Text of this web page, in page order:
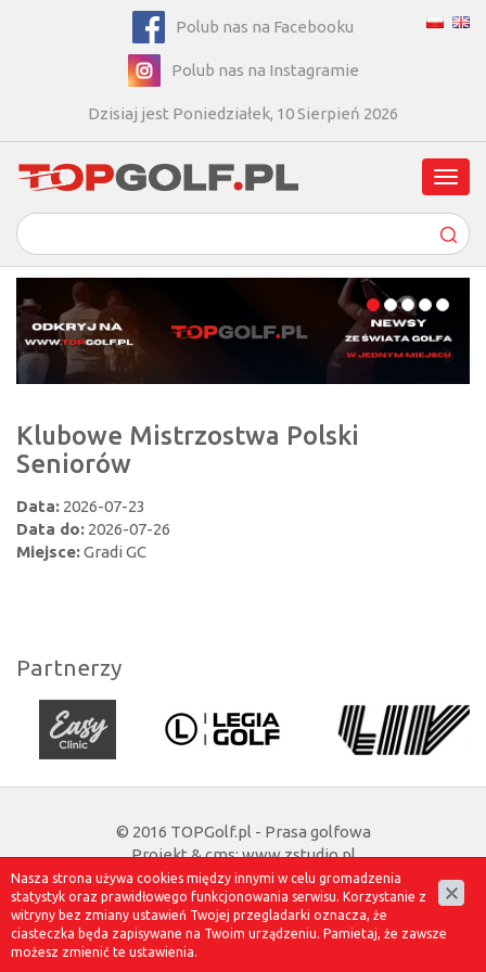
Polub nas na Facebooku
Polub nas na Instagramie
Dzisiaj jest Poniedziałek, 10 Sierpień 2026
Klubowe Mistrzostwa Polski
Seniorów
Data: 2026-07-23
Data do: 2026-07-26
Miejsce:Gradi GC
Partnerzy
© 2016 TOPGolf.pl - Prasa golfowa
Projekt &cms:www.zstudio.pl
Nasza strona używa cookies między innymi w celu gromadzenia
statystyk oraz prawidłowego funkcjonowania serwisu. Korzystanie z
witryny bez zmiany ustawień Twojej przegladarki oznacza, że
ciasteczka będa zapisywane na Twoim urządzeniu. Pamietaj, że zawsze
możesz zmienić te ustawienia.